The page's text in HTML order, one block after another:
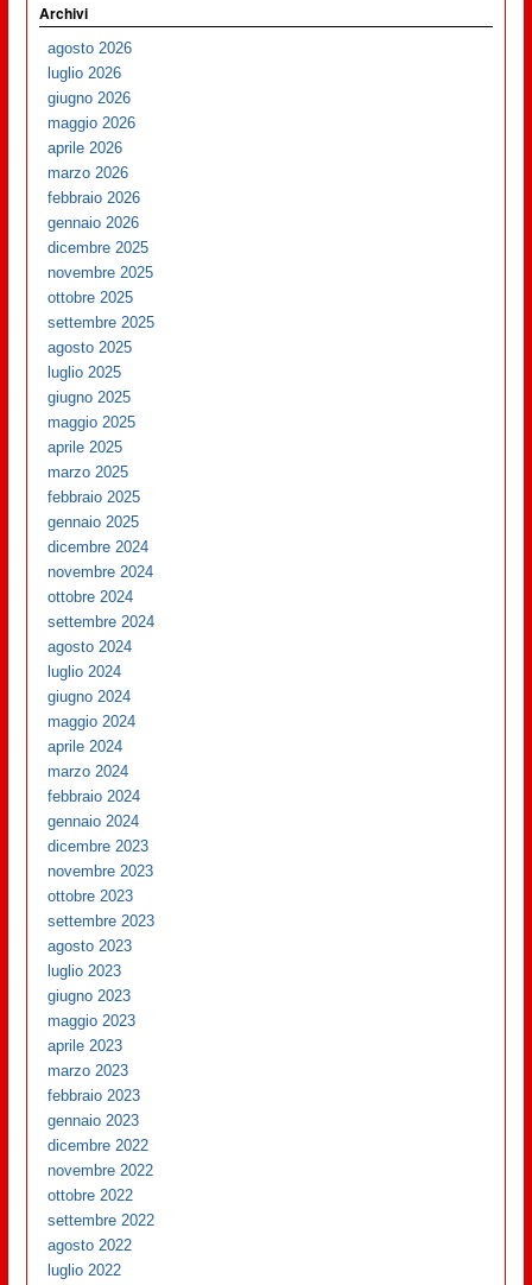
Archivi
agosto 2026
luglio 2026
giugno 2026
maggio 2026
aprile 2026
marzo 2026
febbraio 2026
gennaio 2026
dicembre 2025
novembre 2025
ottobre 2025
settembre 2025
agosto 2025
luglio 2025
giugno 2025
maggio 2025
aprile 2025
marzo 2025
febbraio 2025
gennaio 2025
dicembre 2024
novembre 2024
ottobre 2024
settembre 2024
agosto 2024
luglio 2024
giugno 2024
maggio 2024
aprile 2024
marzo 2024
febbraio 2024
gennaio 2024
dicembre 2023
novembre 2023
ottobre 2023
settembre 2023
agosto 2023
luglio 2023
giugno 2023
maggio 2023
aprile 2023
marzo 2023
febbraio 2023
gennaio 2023
dicembre 2022
novembre 2022
ottobre 2022
settembre 2022
agosto 2022
luglio 2022